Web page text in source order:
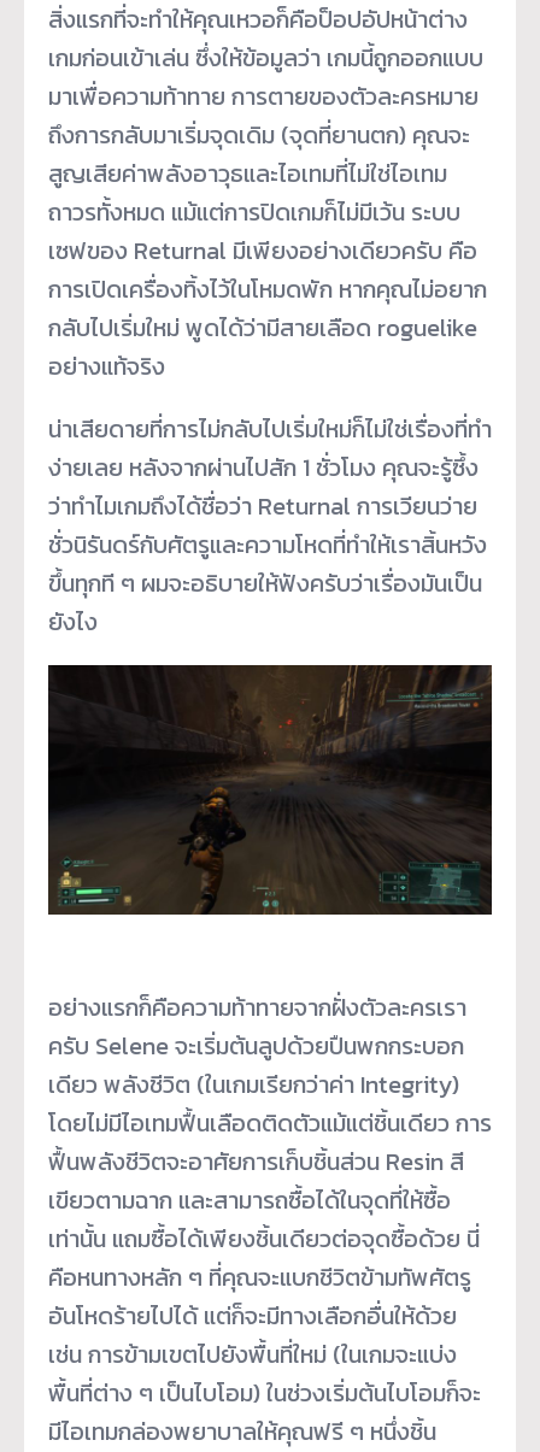
สิ่งแรกที่จะทำให้คุณเหวอก็คือป็อปอัปหน้าต่าง
เกมก่อนเข้าเล่น ซึ่งให้ข้อมูลว่า เกมนี้ถูกออกแบบ
มาเพื่อความท้าทาย การตายของตัวละครหมาย
ถึงการกลับมาเริ่มจุดเดิม (จุดที่ยานตก) คุณจะ
สูญเสียค่าพลังอาวุธและไอเทมที่ไม่ใช่ไอเทม
ถาวรทั้งหมด แม้แต่การปิดเกมก็ไม่มีเว้น ระบบ
เซฟของ Returnal มีเพียงอย่างเดียวครับ คือ
การเปิดเครื่องทิ้งไว้ในโหมดพัก หากคุณไม่อยาก
กลับไปเริ่มใหม่ พูดได้ว่ามีสายเลือด roguelike
อย่างแท้จริง
น่าเสียดายที่การไม่กลับไปเริ่มใหม่ก็ไม่ใช่เรื่องที่ทำ
ง่ายเลย หลังจากผ่านไปสัก 1 ชั่วโมง คุณจะรู้ซึ้ง
ว่าทำไมเกมถึงได้ชื่อว่า Returnal การเวียนว่าย
ชั่วนิรันดร์กับศัตรูและความโหดที่ทำให้เราสิ้นหวัง
ขึ้นทุกที ๆ ผมจะอธิบายให้ฟังครับว่าเรื่องมันเป็น
ยังไง
อย่างแรกก็คือความท้าทายจากฝั่งตัวละครเรา
ครับ Selene จะเริ่มต้นลูปด้วยปืนพกกระบอก
เดียว พลังชีวิต (ในเกมเรียกว่าค่า Integrity)
โดยไม่มีไอเทมฟื้นเลือดติดตัวแม้แต่ชิ้นเดียว การ
ฟื้นพลังชีวิตจะอาศัยการเก็บชิ้นส่วน Resin สี
เขียวตามฉาก และสามารถซื้อได้ในจุดที่ให้ซื้อ
เท่านั้น แถมซื้อได้เพียงชิ้นเดียวต่อจุดซื้อด้วย นี่
คือหนทางหลัก ๆ ที่คุณจะแบกชีวิตข้ามทัพศัตรู
อันโหดร้ายไปได้ แต่ก็จะมีทางเลือกอื่นให้ด้วย
เช่น การข้ามเขตไปยังพื้นที่ใหม่ (ในเกมจะแบ่ง
พื้นที่ต่าง ๆ เป็นไบโอม) ในช่วงเริ่มต้นไบโอมก็จะ
มีไอเทมกล่องพยาบาลให้คุณฟรี ๆ หนึ่งชิ้น